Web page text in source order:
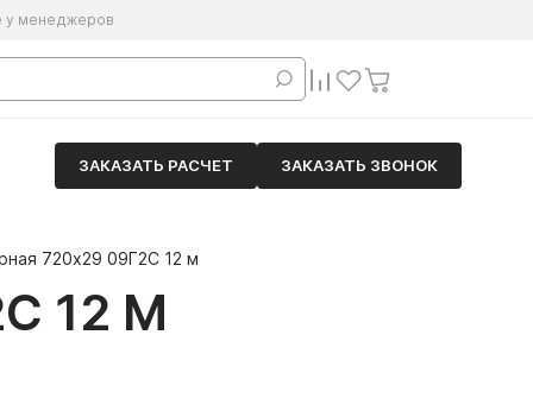
у менеджеров
ЗАКАЗАТЬ РАСЧЕТ ЗАКАЗАТЬ ЗВОНОК
720х29 09Г2С 12 м
12 М